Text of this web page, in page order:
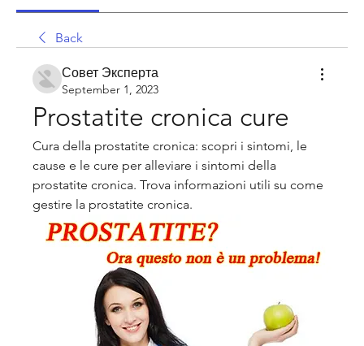
Back
Совет Эксперта
September 1, 2023
Prostatite cronica cure
Cura della prostatite cronica: scopri i sintomi, le
cause e le cure per alleviare i sintomi della
prostatite cronica. Trova informazioni utili su come
gestire la prostatite cronica.